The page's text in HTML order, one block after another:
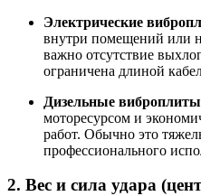
Электрические
внутри помещений или
важно отсутствие
ограничена длиной
Дизельные
моторесурсом и
работ. Обычно это
профессионального
2. Вес и сила удара